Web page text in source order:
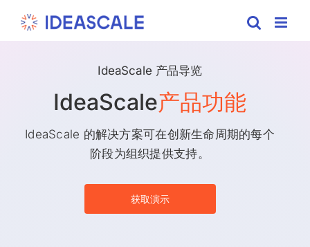
IdeaScale 产品导览
IdeaScale产品功能
IdeaScale 的解决方案可在创新生命周期的每个
阶段为组织提供支持。
获取演示